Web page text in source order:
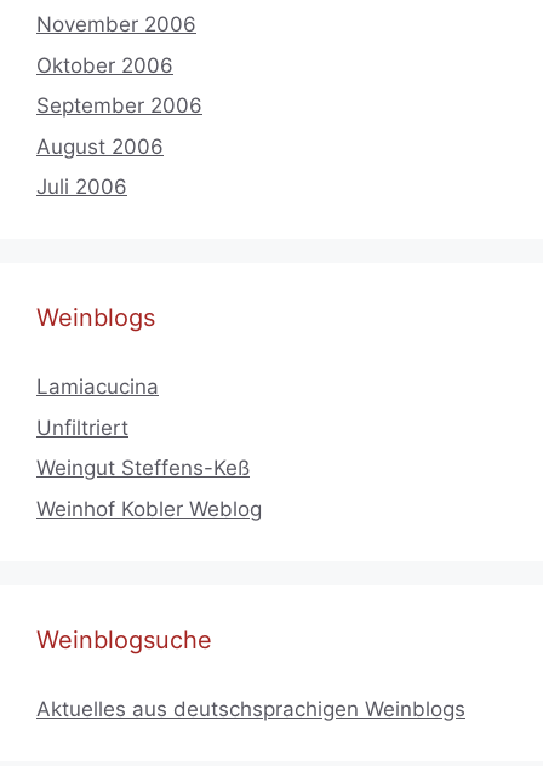
November 2006
Oktober 2006
September 2006
August 2006
Juli 2006
Weinblogs
Lamiacucina
Unfiltriert
Weingut Steffens-Keß
Weinhof Kobler Weblog
Weinblogsuche
Aktuelles aus deutschsprachigen Weinblogs